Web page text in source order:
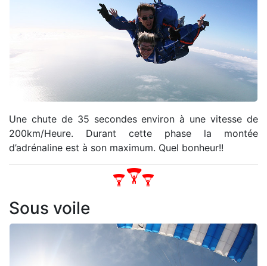
Une chute de 35 secondes environ à une vitesse de
200km/Heure. Durant cette phase la montée
d’adrénaline est à son maximum. Quel bonheur!!
Sous voile